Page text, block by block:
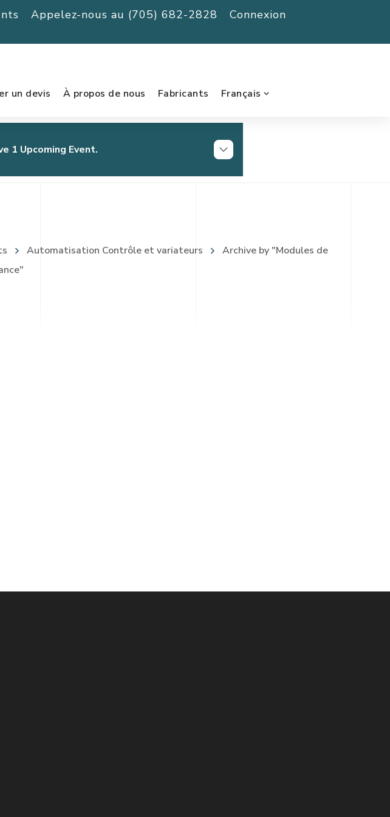
Appelez-nous au (705) 682-2828
Connexion
un devis À propos de nous Fabricants Français
1 Upcoming Event.
Automatisation Contrôle et variateurs
Archive by "Modules de